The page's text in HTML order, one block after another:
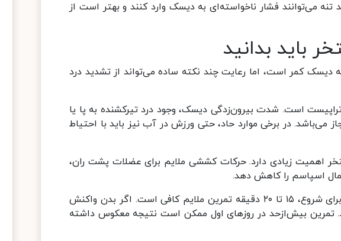
می‌توانند فشار ناخواسته‌ای به دیسک وارد کنند و بهتر است از
باید بدانید
دیسک کمر است، اما رعایت چند نکته ساده می‌تواند از تشدید درد
است. شدت بیرون‌زدگی دیسک، وجود درد تیرکشنده به پا یا
در برخی موارد حاد، حتی ورزش در آب نیز باید با احتیاط
اهمیت زیادی دارد. حرکات کششی ملایم برای عضلات پشت ران،
اسپاسم را کاهش دهد.
مدت زمان حضور در آب نیز باید تدریجی افزایش یابد. برای شروع، ۱۵ تا ۲۰ دقیقه تمرین ملایم کافی است. اگر بدن واکنش
تمرین بیش‌ازحد در روزهای اول ممکن است نتیجه معکوس داشته